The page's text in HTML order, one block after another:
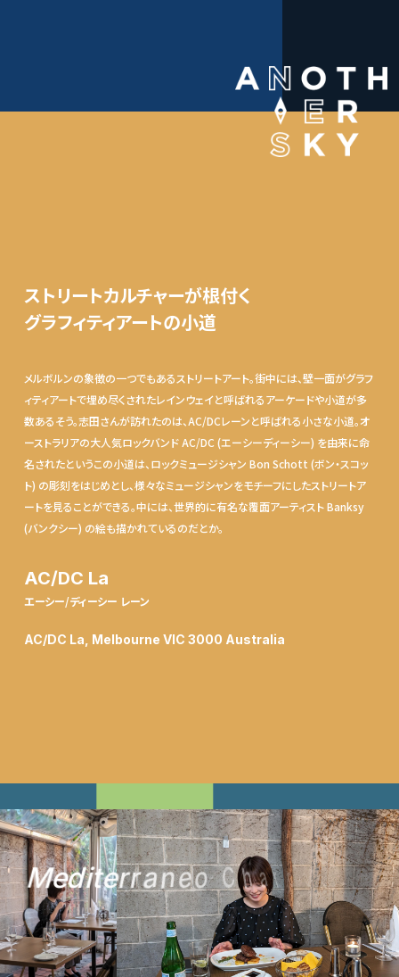
ストリートカルチャーが根付く
グラフィティアートの小道
メルボルンの象徴の一つでもあるストリートアート。街中には、壁一面がグラフ
ィティアートで埋め尽くされたレインウェイと呼ばれるアーケードや小道が多
数あるそう。志田さんが訪れたのは、AC/DCレーンと呼ばれる小さな小道。オ
ーストラリアの大人気ロックバンド AC/DC (エーシーディーシー) を由来に命
名されたというこの小道は、ロックミュージシャン Bon Schott (ボン・スコッ
ト) の彫刻をはじめとし、様々なミュージシャンをモチーフにしたストリートア
ートを見ることができる。中には、世界的に有名な覆面アーティスト Banksy
(バンクシー) の絵も描かれているのだとか。
AC/DC La
エーシー/ディーシー レーン
AC/DC La, Melbourne VIC 3000 Australia
MediterraneoCharcoalRes
taurant